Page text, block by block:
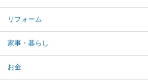
リフォーム
家事・暮らし
お金